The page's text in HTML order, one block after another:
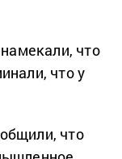
что
что у
что